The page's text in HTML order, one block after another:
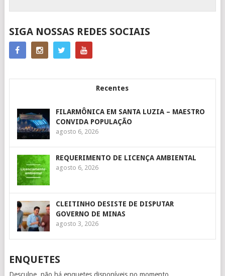
SIGA NOSSAS REDES SOCIAIS
Recentes
FILARMÔNICA EM SANTA LUZIA – MAESTRO
CONVIDA POPULAÇÃO
agosto 6, 2026
REQUERIMENTO DE LICENÇA AMBIENTAL
agosto 6, 2026
CLEITINHO DESISTE DE DISPUTAR
GOVERNO DE MINAS
agosto 3, 2026
ENQUETES
Desculpe, não há enquetes disponíveis no momento.